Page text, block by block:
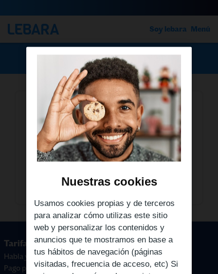
Soy lebara Menú
¿La tarjeta SIM sirve para cualquier móvil?
¿La tarjeta SIM sirve para
cualquier móvil?
Sí. Nuestra tarjeta SIM es compatible con
cualquier terminal, tienen 3 tamaños: estándar,
selecciona la adecuada para tu terminal.
Tarifas prepago
Habla y navega
Pago por uso
Nuestras cookies
Usamos cookies propias y de terceros
para analizar cómo utilizas este sitio
web y personalizar los contenidos y
anuncios que te mostramos en base a
tus hábitos de navegación (páginas
visitadas, frecuencia de acceso, etc) Si